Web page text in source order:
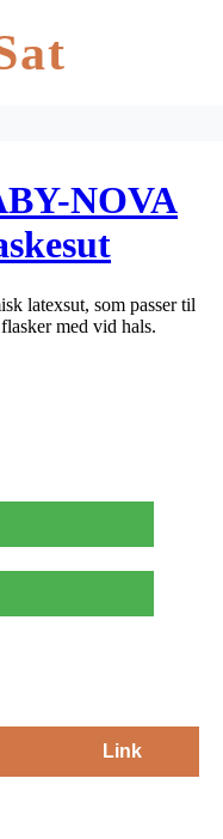
NOVA
(3-24
latexsut, som passer til
med vid hals.
Link